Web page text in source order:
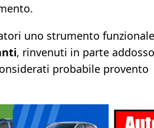
uno strumento
, rinvenuti in parte addosso
probabile provento